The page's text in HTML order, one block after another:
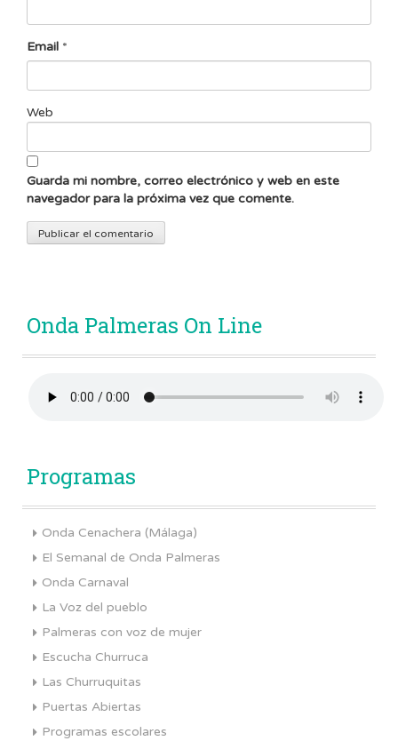
Email *
Web
Guarda mi nombre, correo electrónico y web en este
navegador para la próxima vez que comente.
Onda Palmeras On Line
Programas
Onda Cenachera (Málaga)
El Semanal de Onda Palmeras
Onda Carnaval
La Voz del pueblo
Palmeras con voz de mujer
Escucha Churruca
Las Churruquitas
Puertas Abiertas
Programas escolares